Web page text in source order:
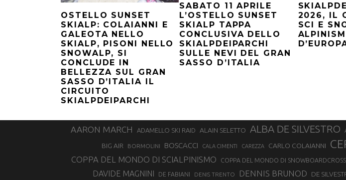
OSTELLO SUNSET
SKIALP: COLAIANNI E
GALEOTA NELLO
SKIALP, PISONI NELLO
SNOWALP, SI
CONCLUDE IN
BELLEZZA SUL GRAN
SASSO D’ITALIA IL
CIRCUITO
SKIALPDEIPARCHI
SABATO 11 APRILE
L’OSTELLO SUNSET
SKIALP TAPPA
CONCLUSIVA DELLO
SKIALPDEIPARCHI
SULLE NEVI DEL GRAN
SASSO D’ITALIA
2026, IL
SCI E
AARON MARCH ADAMELLO SKI RAID ALAIN SELETTO ALBA DE SILVESTRO
BIG AIR
BORMOLINI BOSCACCI CALA CIMENTI CAREZZA CARLO COLAIANNI
COPPA DEL MONDO DI SCIALPINISMO COPPA DEL MONDO DI SNOWBOARDCROSS
DAVIDE MAGNINI DE FABIANI DENIS TRENTO DENNIS BRUNOD DE